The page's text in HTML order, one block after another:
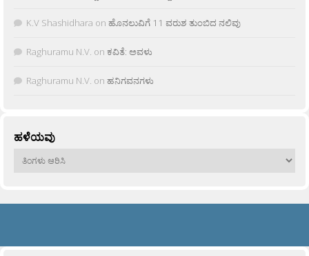
K.V Shashidhara on ಹೊನಲುವಿಗೆ 11 ವರುಶ ತುಂಬಿದ ನಲಿವು
Raghuramu N.V. on ಕವಿತೆ: ಅವಳು
Raghuramu N.V. on ಹನಿಗವನಗಳು
ಹಳೆಯವು
ಹಳೆಯವು